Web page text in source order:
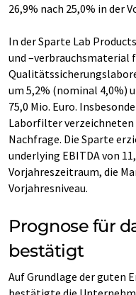
26,9% nach 25,0% in der
In der Sparte Lab
und –verbrauchsmaterial
um 5,2% (nominal 4,0%)
75,0 Mio. Euro.
Laborfilter
Nachfrage. Die Sparte
underlying EBITDA von
Vorjahreszeitraum, die
Vorjahresniveau.
Prognose für
bestätigt
Auf Grundlage der guten